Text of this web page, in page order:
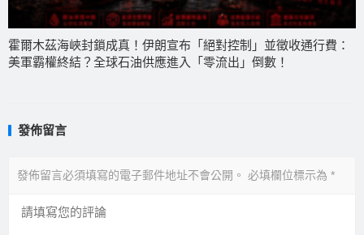
霍爾木茲海峽封鎖成真！伊朗宣布「絕對控制」並徵收通行費：
美軍霸權終結？全球石油供應進入「零流出」倒數！
發佈留言
發佈留言必須填寫的電子郵件地址不會公開。 必填欄位標示為 *